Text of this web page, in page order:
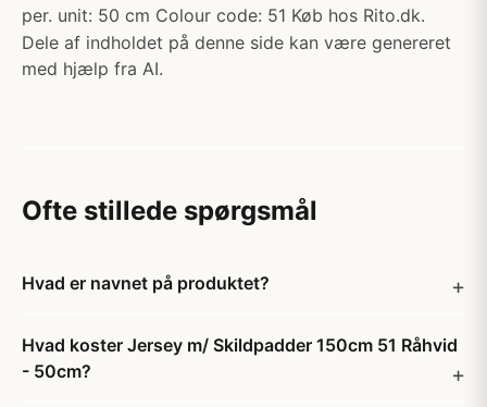
per. unit: 50 cm Colour code: 51 Køb hos Rito.dk.
Dele af indholdet på denne side kan være genereret
med hjælp fra AI.
Ofte stillede spørgsmål
Hvad er navnet på produktet?
Hvad koster Jersey m/ Skildpadder 150cm 51 Råhvid
- 50cm?